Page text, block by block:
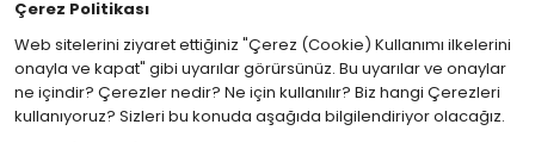
Çerez Politikası
Web sitelerini ziyaret ettiğiniz "Çerez (Cookie) Kullanımı ilkelerini
onayla ve kapat" gibi uyarılar görürsünüz. Bu uyarılar ve onaylar
ne içindir? Çerezler nedir? Ne için kullanılır? Biz hangi Çerezleri
kullanıyoruz? Sizleri bu konuda aşağıda bilgilendiriyor olacağız.